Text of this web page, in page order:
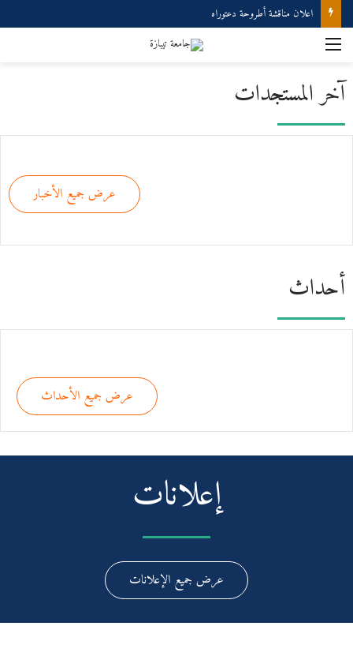
اعلان مناقشة أطروحة دعتوراه
آخر المستجدات
عرض جميع الأخبار
أحداث
عرض جميع الأحداث
إعلانات
عرض جميع الإعلانات